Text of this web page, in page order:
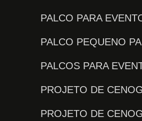
PALCO PARA
PALCO PEQUENO
PALCOS PARA
PROJETO DE
PROJETO DE